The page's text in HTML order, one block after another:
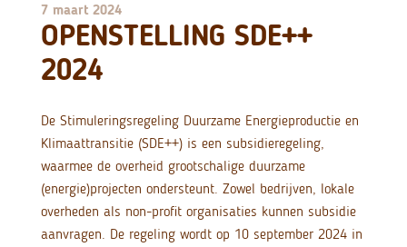
7 maart 2024
OPENSTELLING SDE++
2024
De Stimuleringsregeling Duurzame Energieproductie en
Klimaattransitie (SDE++) is een subsidieregeling,
waarmee de overheid grootschalige duurzame
(energie)projecten ondersteunt. Zowel bedrijven, lokale
overheden als non-profit organisaties kunnen subsidie
aanvragen. De regeling wordt op 10 september 2024 in